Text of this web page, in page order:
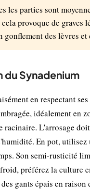
les parties sont
provoque de graves
des lèvres
Synadenium
en respectant
idéalement en
L'arrosage
En pot,
Son semi-rusticité
préférez la culture
gants épais en raison